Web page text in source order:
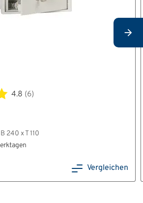
4.8 (6)
240 x T 110
Vergleichen